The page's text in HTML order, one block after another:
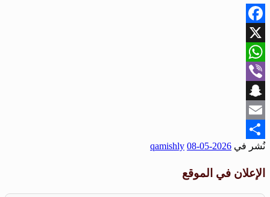
Facebook
X
WhatsApp
Viber
Snapchat
Email
Share
نُشر في 2026-05-08
qamishly
الإعلان في الموقع